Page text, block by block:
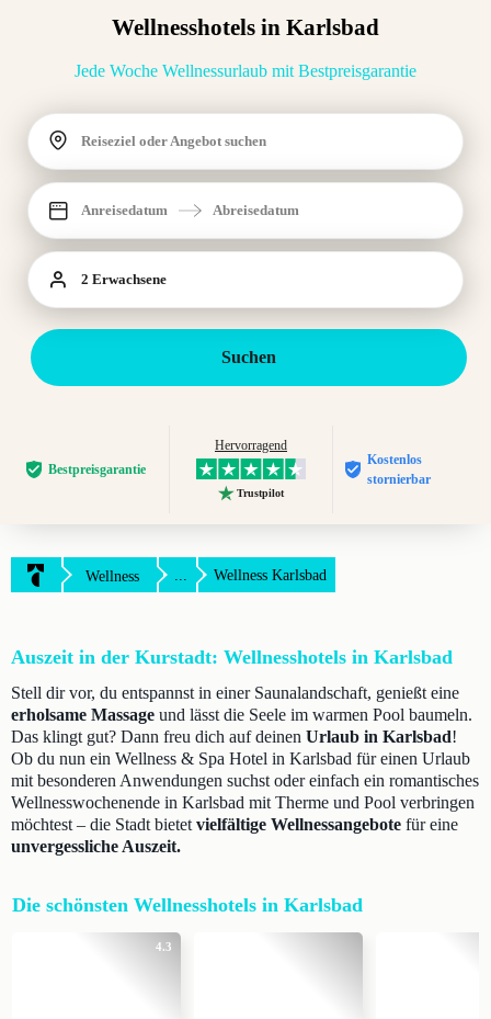
Wellnesshotels in Karlsbad
Jede Woche Wellnessurlaub mit Bestpreisgarantie
Reiseziel oder Angebot suchen
Anreisedatum Abreisedatum
2 Erwachsene
Suchen
Bestpreis­garantie
Hervorragend
Trustpilot
Kostenlos
stornierbar
Wellness ... Wellness Karlsbad
Auszeit in der Kurstadt: Wellnesshotels in Karlsbad
Stell dir vor, du entspannst in einer Saunalandschaft, genießt eine
erholsame Massage und lässt die Seele im warmen Pool baumeln.
Das klingt gut? Dann freu dich auf deinen Urlaub in Karlsbad!
Ob du nun ein Wellness & Spa Hotel in Karlsbad für einen Urlaub
mit besonderen Anwendungen suchst oder einfach ein romantisches
Wellnesswochenende in Karlsbad mit Therme und Pool verbringen
möchtest – die Stadt bietet vielfältige Wellnessangebote für eine
unvergessliche Auszeit.
Die schönsten Wellnesshotels in Karlsbad
4.3